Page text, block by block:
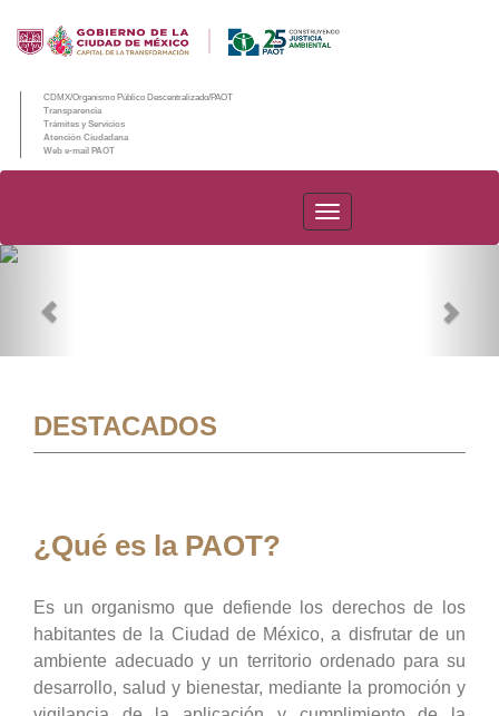
CDMX/Organismo Público Descentralizado/PAOT
Transparencia
Trámites y Servicios
Atención Ciudadana
Web e-mail PAOT
PAOT
DESTACADOS
¿Qué es la PAOT?
Es un organismo que defiende los derechos de los
habitantes de la Ciudad de México, a disfrutar de un
ambiente adecuado y un territorio ordenado para su
desarrollo, salud y bienestar, mediante la promoción y